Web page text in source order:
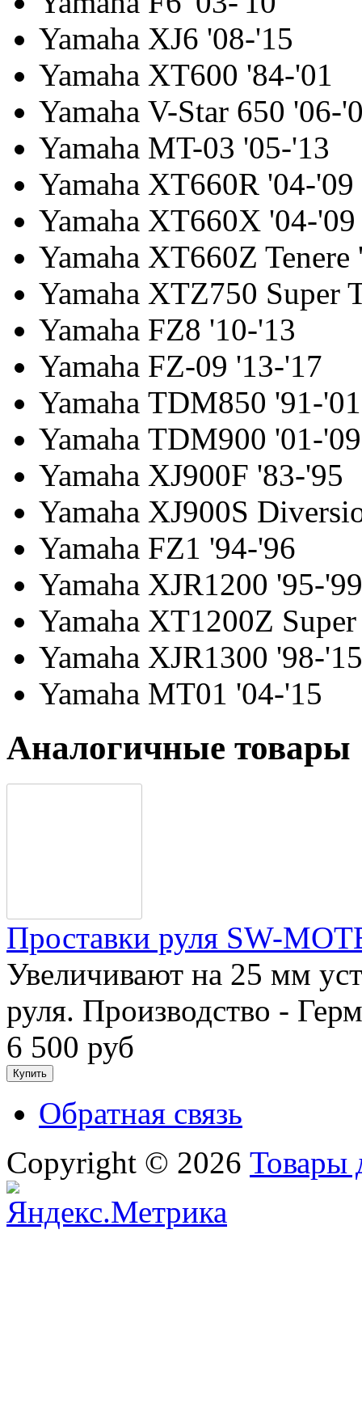
Yamaha XJ6 '08-'15
Yamaha XT600 '84-'01
Yamaha V-Star 650 '06-
Yamaha MT-03 '05-'13
Yamaha XT660R '04-'09
Yamaha XT660X '04-'09
Yamaha XT660Z Tenere
Yamaha XTZ750 Super
Yamaha FZ8 '10-'13
Yamaha FZ-09 '13-'17
Yamaha TDM850 '91-'01
Yamaha TDM900 '01-'09
Yamaha XJ900F '83-'95
Yamaha XJ900S
Yamaha FZ1 '94-'96
Yamaha XJR1200 '95-'99
Yamaha XT1200Z
Yamaha XJR1300 '98-'15
Yamaha MT01 '04-'15
Аналогичные товары
Проставки руля SW-
Увеличивают на 25 мм
руля. Производство -
6 500 руб
Обратная связь
Copyright © 2026 Товары